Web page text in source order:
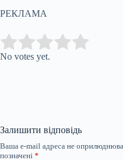
РЕКЛАМА
Rate this item:
No votes yet.
Залишити відповідь
Ваша e-mail адреса не
позначені *